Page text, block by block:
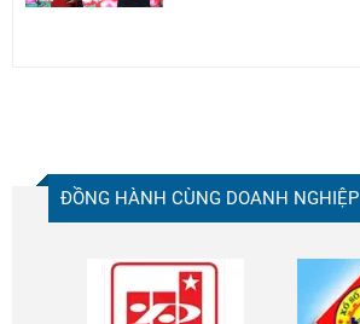
ĐỒNG HÀNH CÙNG DOANH NGHIỆP